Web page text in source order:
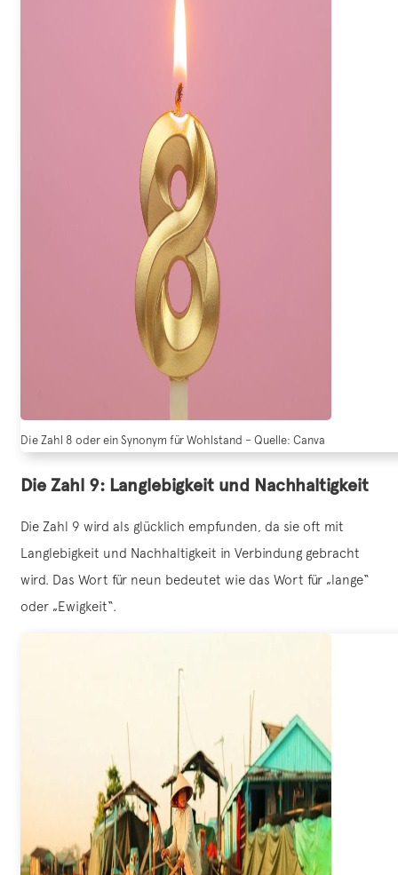
Die Zahl 8 oder ein Synonym für Wohlstand – Quelle: Canva
Die Zahl 9: Langlebigkeit und Nachhaltigkeit
Die Zahl 9 wird als glücklich empfunden, da sie oft mit
Langlebigkeit und Nachhaltigkeit in Verbindung gebracht
wird. Das Wort für neun bedeutet wie das Wort für „lange“
oder „Ewigkeit“.